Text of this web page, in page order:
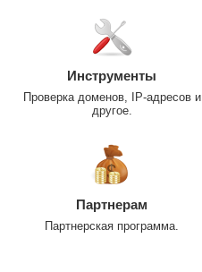
Инструменты
Проверка доменов, IP-адресов и
другое.
Партнерам
Партнерская программа.